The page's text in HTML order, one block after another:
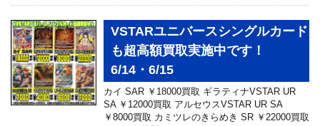
VSTARユニバースシングルカード
も超高額買取実施中です！
6/14・6/15
カイ SAR ￥18000買取 ギラティナVSTAR UR
SA ￥12000買取 アルセウスVSTAR UR SA
￥8000買取 カミツレのきらめき SR ￥22000買取